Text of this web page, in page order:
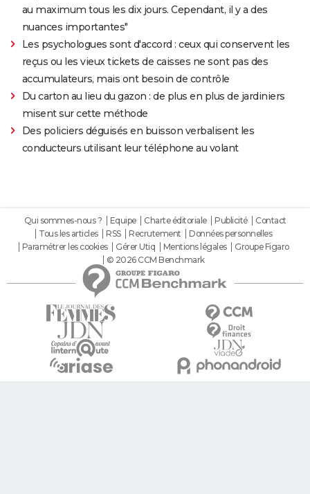
au maximum tous les dix jours. Cependant, il y a des
nuances importantes"
Les psychologues sont d'accord : ceux qui conservent les
reçus ou les vieux tickets de caisses ne sont pas des
accumulateurs, mais ont besoin de contrôle
Du carton au lieu du gazon : de plus en plus de jardiniers
misent sur cette méthode
Des policiers déguisés en buisson verbalisent les
conducteurs utilisant leur téléphone au volant
Qui sommes-nous ? Equipe Charte éditoriale Publicité
Contact
Tous les articles
RSS Recrutement
Données personnelles
Paramétrer les cookies
Gérer Utiq Mentions légales
Groupe Figaro
© 2026 CCM Benchmark